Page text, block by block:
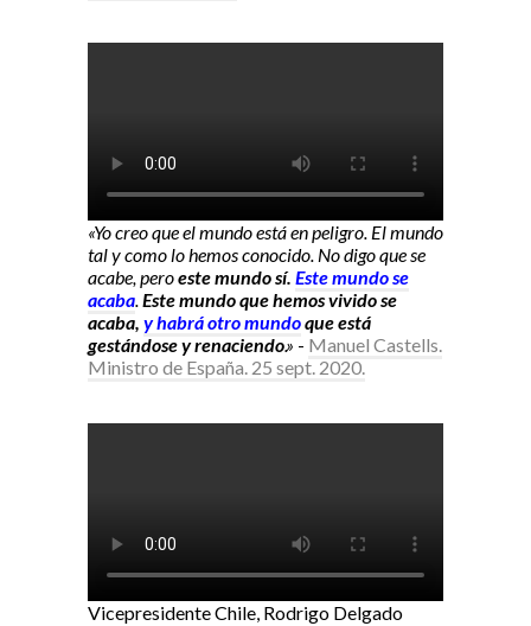
«Yo creo que el mundo está en peligro. El mundo
tal y como lo hemos conocido. No digo que se
acabe, peroeste mundo sí. Este mundo se
acaba.Este mundo que hemos vivido se
acaba, y habrá otro mundoque está
gestándose y renaciendo.» - Manuel Castells.
Ministro de España. 25 sept. 2020.
Vicepresidente Chile, Rodrigo Delgado